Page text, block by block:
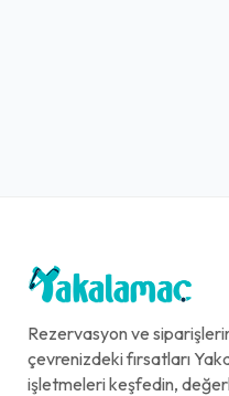
Rezervasyon ve
çevrenizdeki fırsatları
işletmeleri keşfedin,